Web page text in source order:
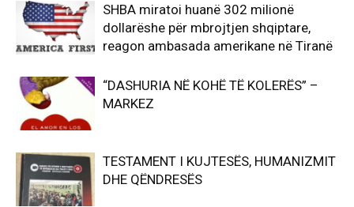
SHBA miratoi huanë 302 milionë
dollarëshe për mbrojtjen shqiptare,
reagon ambasada amerikane në Tiranë
“DASHURIA NË KOHË TË KOLERËS” –
MARKEZ
TESTAMENT I KUJTESËS, HUMANIZMIT
DHE QËNDRESËS